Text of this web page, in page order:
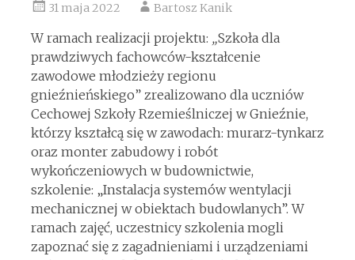
31 maja 2022 Bartosz Kanik
W ramach realizacji projektu: „Szkoła dla
prawdziwych fachowców-kształcenie
zawodowe młodzieży regionu
gnieźnieńskiego” zrealizowano dla uczniów
Cechowej Szkoły Rzemieślniczej w Gnieźnie,
którzy kształcą się w zawodach: murarz-tynkarz
oraz monter zabudowy i robót
wykończeniowych w budownictwie,
szkolenie: „Instalacja systemów wentylacji
mechanicznej w obiektach budowlanych”. W
ramach zajęć, uczestnicy szkolenia mogli
zapoznać się z zagadnieniami i urządzeniami